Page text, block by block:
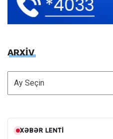
ARXİV
ARXİV
XƏBƏR LENTI